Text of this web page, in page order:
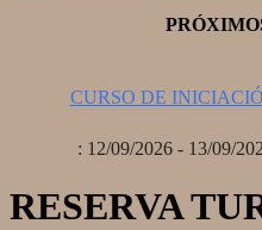
CURSO DE
: 12/09/2026 - 13/09/
RESERVA